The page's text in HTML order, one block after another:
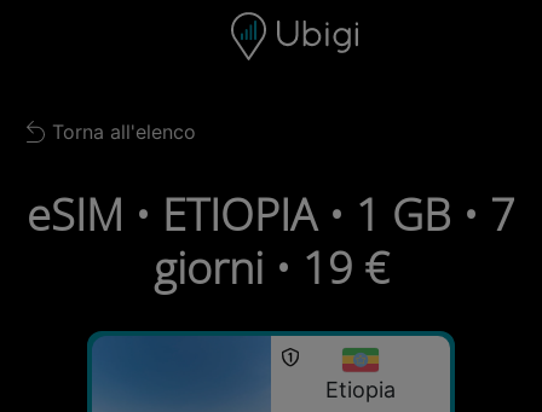
Barra di navigazione
Back to list
Torna all'elenco
eSIM • ETIOPIA • 1 GB • 7
giorni • 19 €
Etiopia